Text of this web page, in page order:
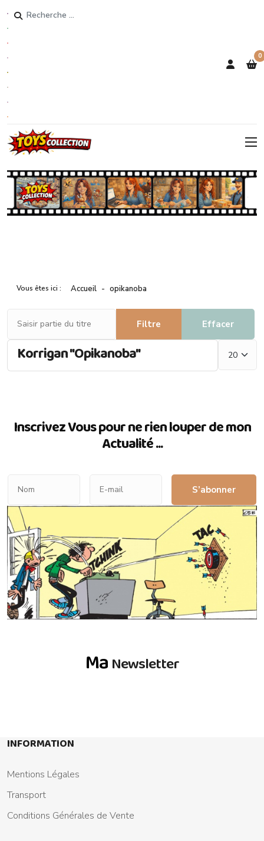
Rechercher
0
Vous êtes ici : Accueil opikanoba
Filtre Effacer
Korrigan ''Opikanoba''
Inscrivez Vous pour ne rien louper de mon
Actualité ...
S’abonner
Ma Newsletter
INFORMATION
Mentions Légales
Transport
Conditions Générales de Vente